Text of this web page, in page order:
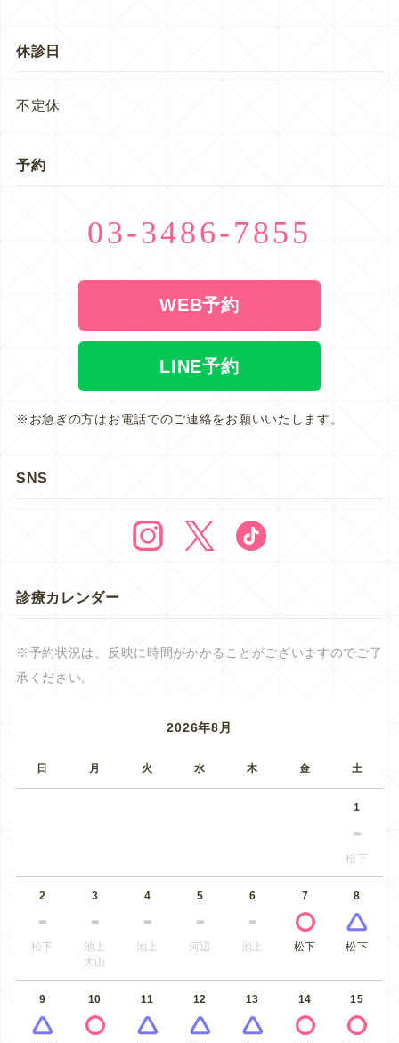
休診日
不定休
予約
03-3486-7855
WEB予約
LINE予約
※お急ぎの方はお電話でのご連絡をお願いいたします。
SNS
診療カレンダー
※予約状況は、反映に時間がかかることがございますのでご了
承ください。
2026年8月
日 月 火 水 木 金 土
1
松下
2
松下
3
池上
大山
4
池上
5
河辺
6
池上
7
松下
8
松下
9 10 11 12 13 14 15